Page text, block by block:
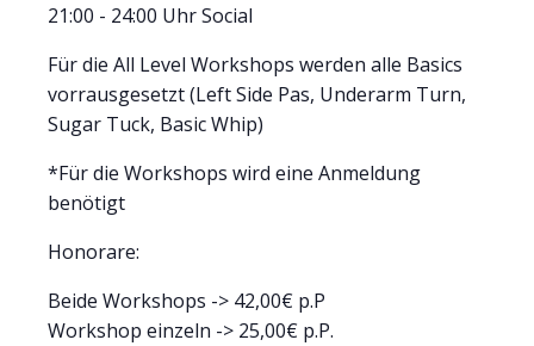
21:00 - 24:00 Uhr Social
Für die All Level Workshops werden alle Basics
vorrausgesetzt (Left Side Pas, Underarm Turn,
Sugar Tuck, Basic Whip)
*Für die Workshops wird eine Anmeldung
benötigt
Honorare:
Beide Workshops -> 42,00€ p.P
Workshop einzeln -> 25,00€ p.P.